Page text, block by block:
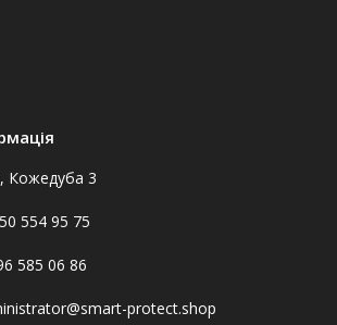
Кожедуба 3
554 95 75
585 06 86
protect.shop